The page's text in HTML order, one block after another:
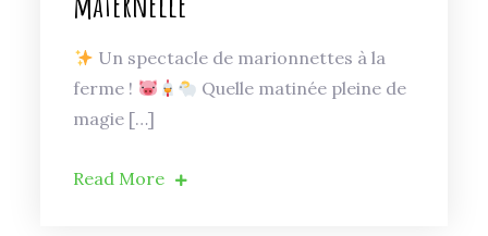
Un spectacle de marionnettes à la
ferme !
Quelle matinée pleine de
magie […]
Read More